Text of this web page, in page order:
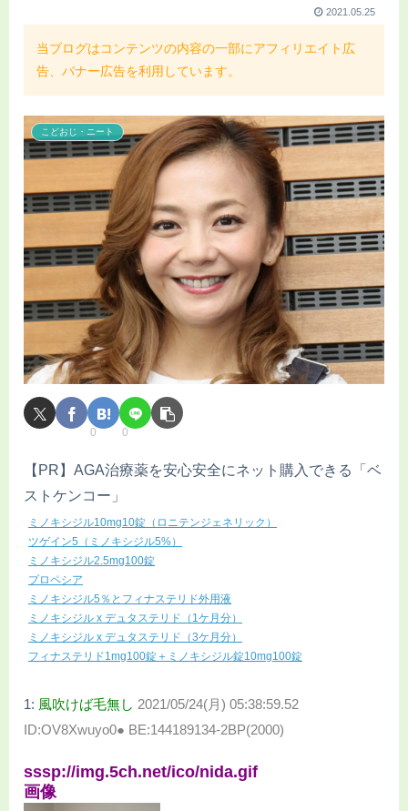
2021.05.25
当ブログはコンテンツの内容の一部にアフィリエイト広
告、バナー広告を利用しています。
こどおじ・ニート
0 0
【PR】AGA治療薬を安心安全にネット購入できる「ベ
ストケンコー」
ミノキシジル10mg10錠（ロニテンジェネリック）
ツゲイン5（ミノキシジル5%）
ミノキシジル2.5mg100錠
プロペシア
ミノキシジル5％とフィナステリド外用液
ミノキシジル x デュタステリド（1ケ月分）
ミノキシジル x デュタステリド（3ケ月分）
フィナステリド1mg100錠＋ミノキシジル錠10mg100錠
1: 風吹けば毛無し 2021/05/24(月) 05:38:59.52
ID:OV8Xwuyo0● BE:144189134-2BP(2000)
sssp://img.5ch.net/ico/nida.gif
画像